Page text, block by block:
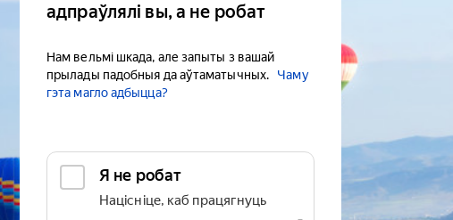
адпраўлялі вы, а не робат
Нам вельмі шкада, але запыты з вашай
прылады падобныя да аўтаматычных.
Чаму
гэта магло адбыцца?
Я не робат
Націсніце, каб працягнуць